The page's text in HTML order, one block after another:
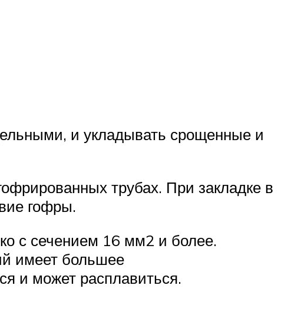
и укладывать срощенные и
трубах. При закладке в
гофры.
с сечением 16 мм2 и более.
имеет большее
и может расплавиться.